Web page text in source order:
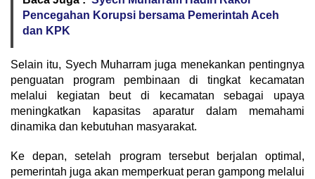
Pencegahan Korupsi bersama Pemerintah Aceh
dan KPK
Selain itu, Syech Muharram juga menekankan pentingnya
penguatan program pembinaan di tingkat kecamatan
melalui kegiatan beut di kecamatan sebagai upaya
meningkatkan kapasitas aparatur dalam memahami
dinamika dan kebutuhan masyarakat.
Ke depan, setelah program tersebut berjalan optimal,
pemerintah juga akan memperkuat peran gampong melalui